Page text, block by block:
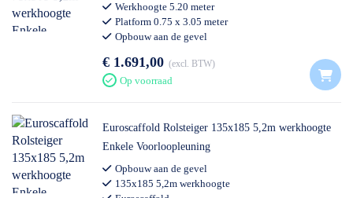
Platformhoogte: 3.20 meter
Hoogte steiger: 4.20 meter
Lengte: 2.45 meter
Houten platform
Nieuwe opbouwnorm aan de gevel (max. 15
cm)
Werkhoogte 5.20 meter
Platform 0.75 x 3.05 meter
Opbouw aan de gevel
€ 1.691,00 excl. BTW
Op voorraad
Euroscaffold Rolsteiger 135x185 5,2m werkhoogte
Enkele Voorloopleuning
Opbouw aan de gevel
135x185 5,2m werkhoogte